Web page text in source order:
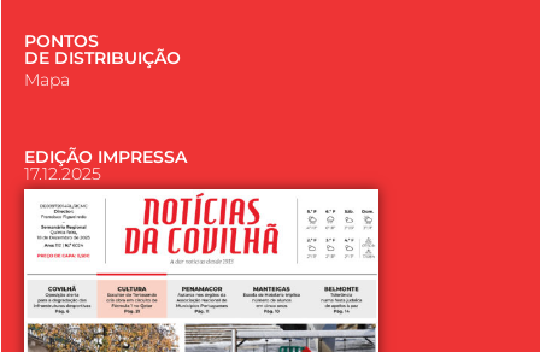
PONTOS
DE DISTRIBUIÇÃO
Mapa
EDIÇÃO IMPRESSA
17.12.2025